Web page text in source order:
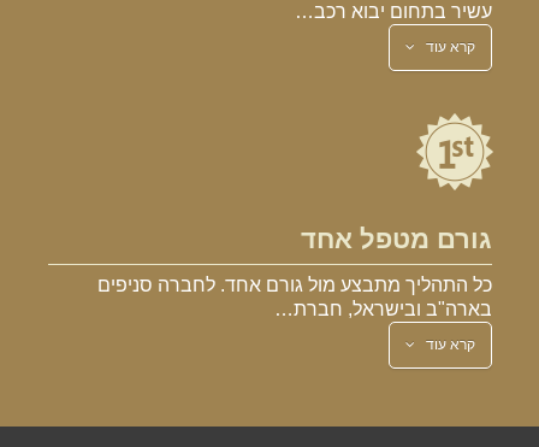
עשיר בתחום יבוא רכב…
קרא עוד
גורם מטפל אחד
כל התהליך מתבצע מול גורם אחד. לחברה סניפים
בארה"ב ובישראל, חברת…
קרא עוד